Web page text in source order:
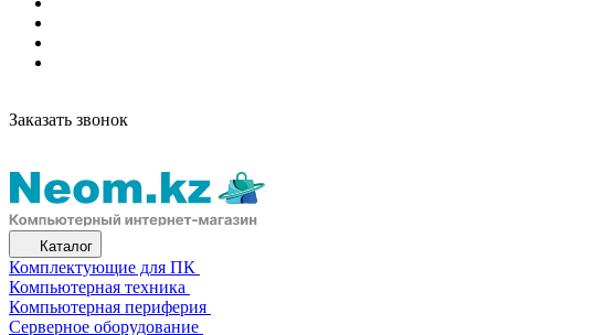
Заказать звонок
Каталог
Комплектующие для ПК
Компьютерная техника
Компьютерная периферия
Серверное оборудование